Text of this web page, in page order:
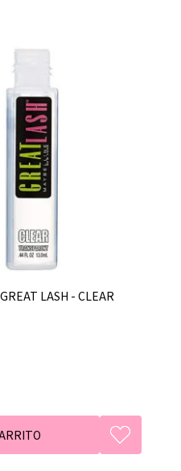
LASH - CLEAR